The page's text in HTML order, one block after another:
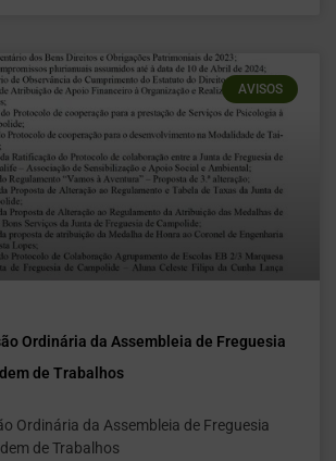
AVISOS
Ordinária da Assembleia de Freguesia
de Trabalhos
Ordinária da Assembleia de Freguesia
de Trabalhos